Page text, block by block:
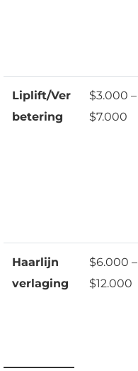
Liplift/Ver
betering
$3.000 –
$7.000
Haarlijn
verlaging
$6.000 –
$12.000